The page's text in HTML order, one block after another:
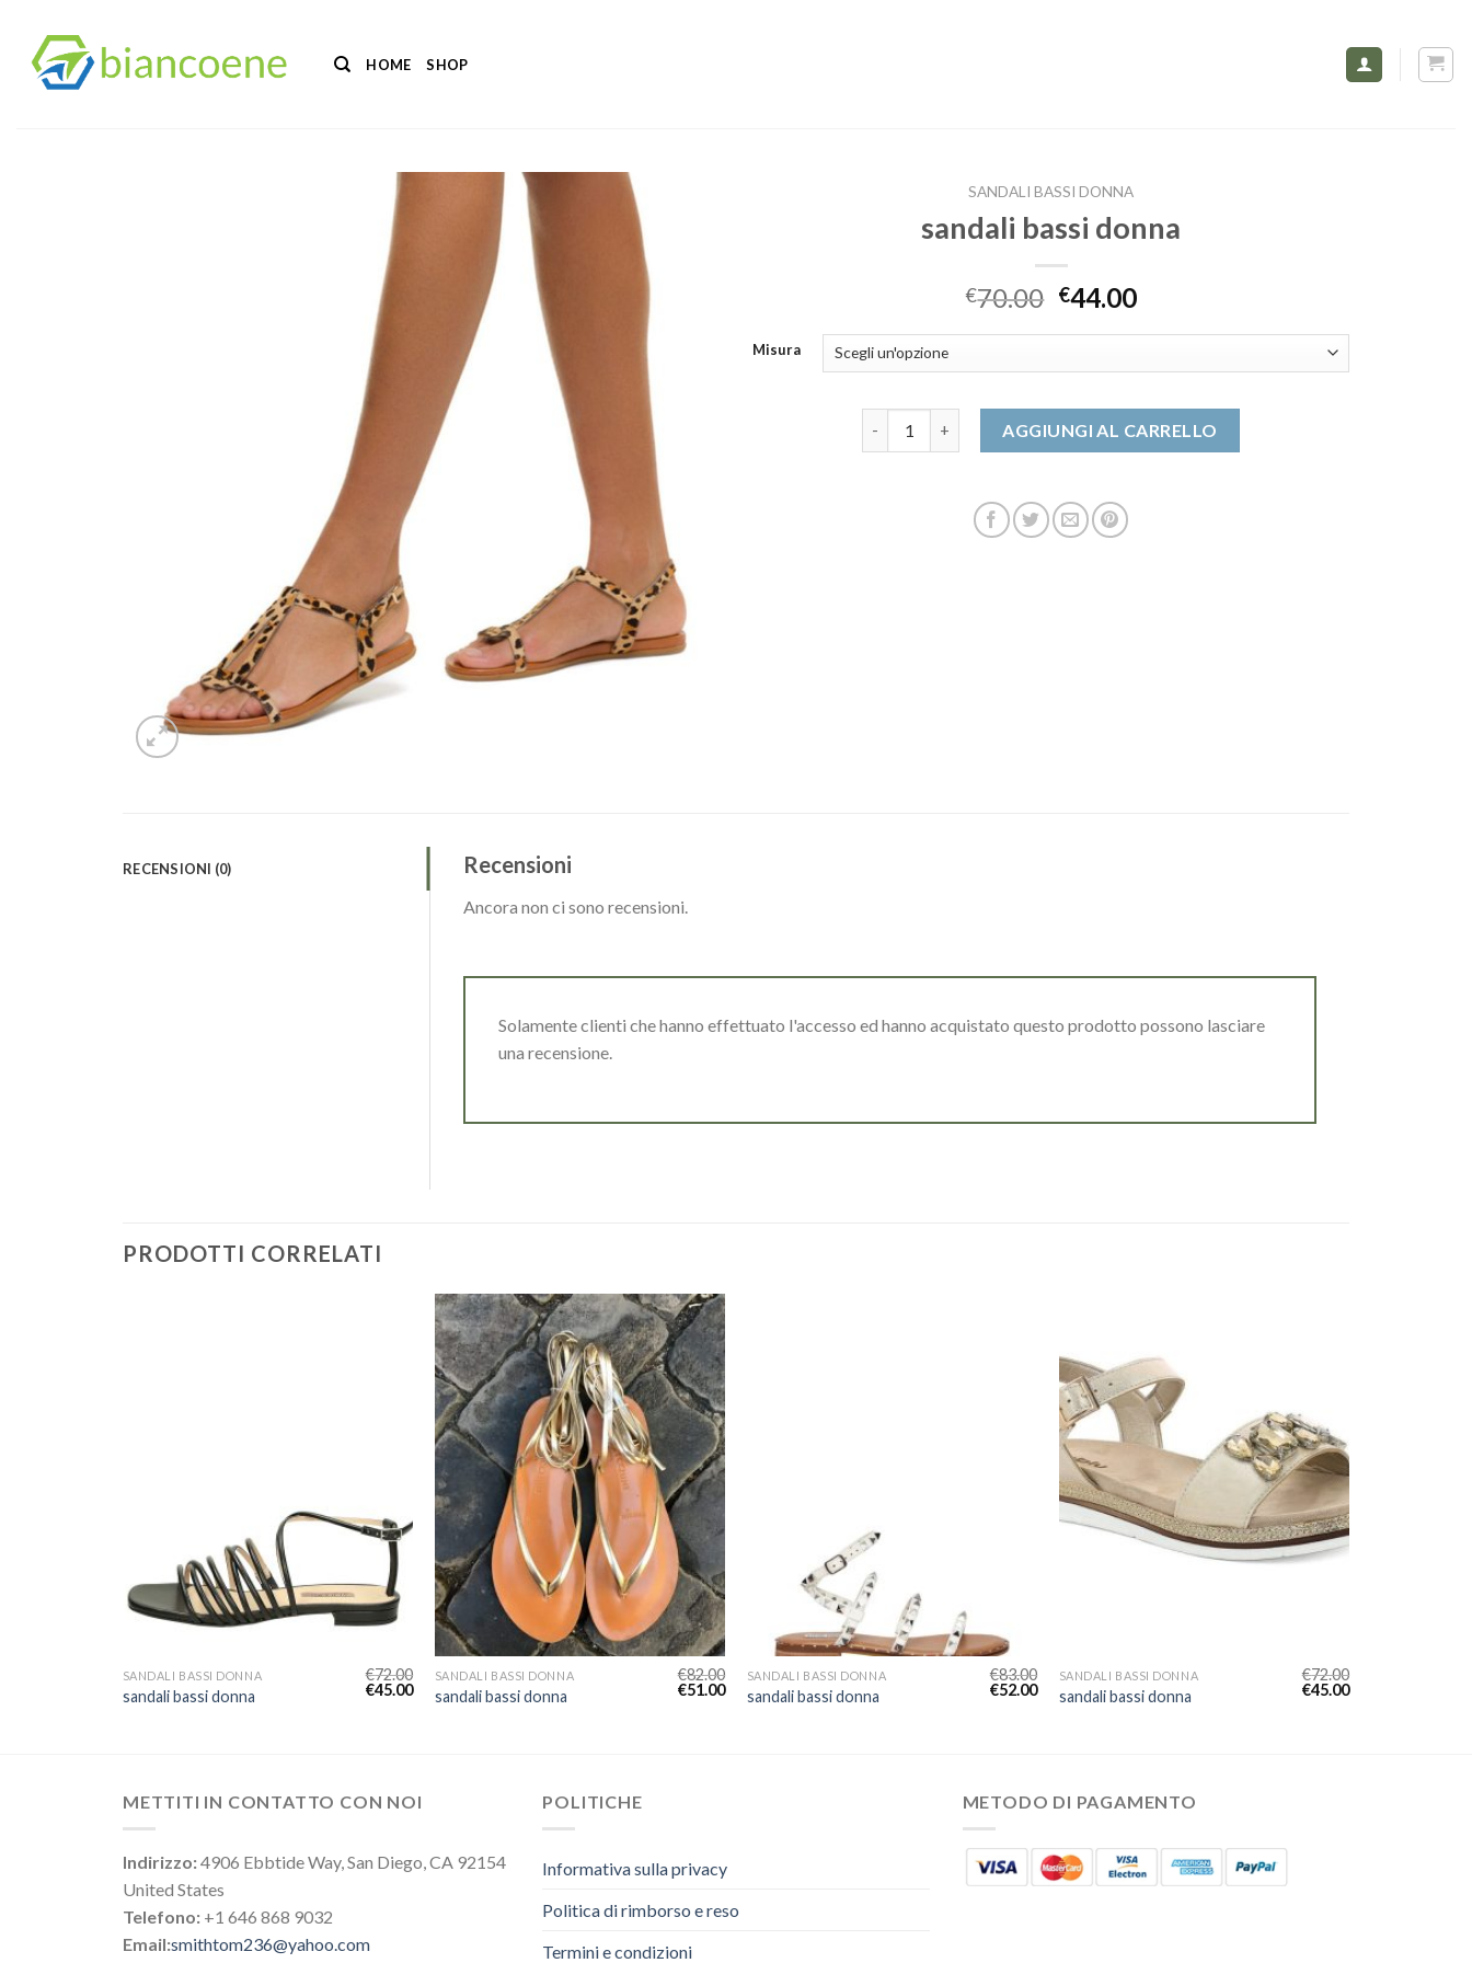
contenuti
HOME SHOP
SANDALI BASSI DONNA
sandali bassi donna
€70.00 €44.00
Misura
AGGIUNGI AL CARRELLO
RECENSIONI (0) Recensioni
Ancora non ci sono recensioni.
Solamente clienti che hanno effettuato l'accesso ed hanno acquistato questo prodotto possono lasciare
una recensione.
PRODOTTI CORRELATI
SANDALI BASSI DONNA
sandali bassi donna
€72.00
€45.00
SANDALI BASSI DONNA
sandali bassi donna
€82.00
€51.00
SANDALI BASSI DONNA
sandali bassi donna
€83.00
€52.00
SANDALI BASSI DONNA
sandali bassi donna
€72.00
€45.00
METTITI IN CONTATTO CON NOI
Indirizzo:4906 Ebbtide Way, San Diego, CA 92154
United States
Telefono: +1 646 868 9032
Email:smithtom236@yahoo.com
POLITICHE
Informativa sulla privacy
Politica di rimborso e reso
Termini e condizioni
METODO DI PAGAMENTO